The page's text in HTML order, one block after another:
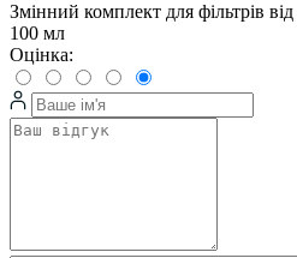
Змінний комплект для фільтрів
100 мл
Оцінка: